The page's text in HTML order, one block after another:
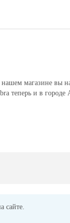
нашем магазине вы
теперь и в городе
сайте.